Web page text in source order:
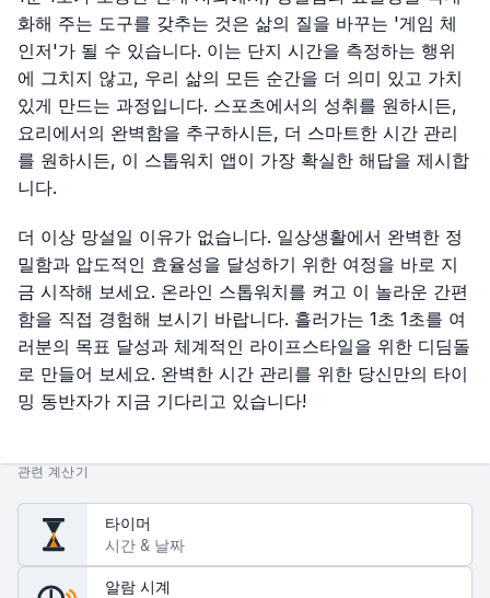
화해 주는 도구를 갖추는 것은 삶의 질을 바꾸는 '게임 체
인저'가 될 수 있습니다. 이는 단지 시간을 측정하는 행위
에 그치지 않고, 우리 삶의 모든 순간을 더 의미 있고 가치
있게 만드는 과정입니다. 스포츠에서의 성취를 원하시든,
요리에서의 완벽함을 추구하시든, 더 스마트한 시간 관리
를 원하시든, 이 스톱워치 앱이 가장 확실한 해답을 제시합
니다.
더 이상 망설일 이유가 없습니다. 일상생활에서 완벽한 정
밀함과 압도적인 효율성을 달성하기 위한 여정을 바로 지
금 시작해 보세요. 온라인 스톱워치를 켜고 이 놀라운 간편
함을 직접 경험해 보시기 바랍니다. 흘러가는 1초 1초를 여
러분의 목표 달성과 체계적인 라이프스타일을 위한 디딤돌
로 만들어 보세요. 완벽한 시간 관리를 위한 당신만의 타이
밍 동반자가 지금 기다리고 있습니다!
관련 계산기
타이머
시간 & 날짜
알람 시계